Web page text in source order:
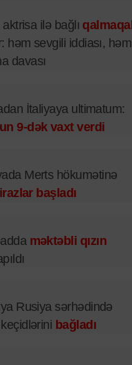
aktrisa ilə bağlı qalmaqal
həm sevgili iddiası, həm
davası
İtaliyaya ultimatum:
9-dək vaxt verdi
Merts hökumətinə
başladı
məktəbli qızın
Rusiya sərhədində
bağladı